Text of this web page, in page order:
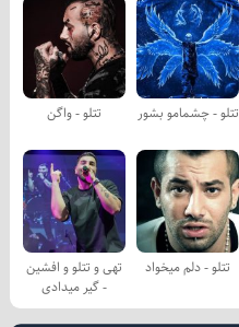
تتلو - چشمامو بشور تتلو - واگن
تتلو - دلم میخواد
تهی و تتلو و افشین
- گیر میدادی